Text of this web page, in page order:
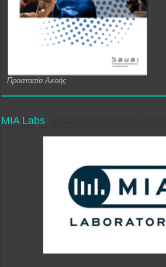
Προστασία Ακοής
MIA Labs